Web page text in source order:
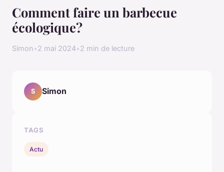
Comment faire un barbecue
écologique?
Simon•2 mai 2024•2 min de lecture
S Simon
TAGS
Actu